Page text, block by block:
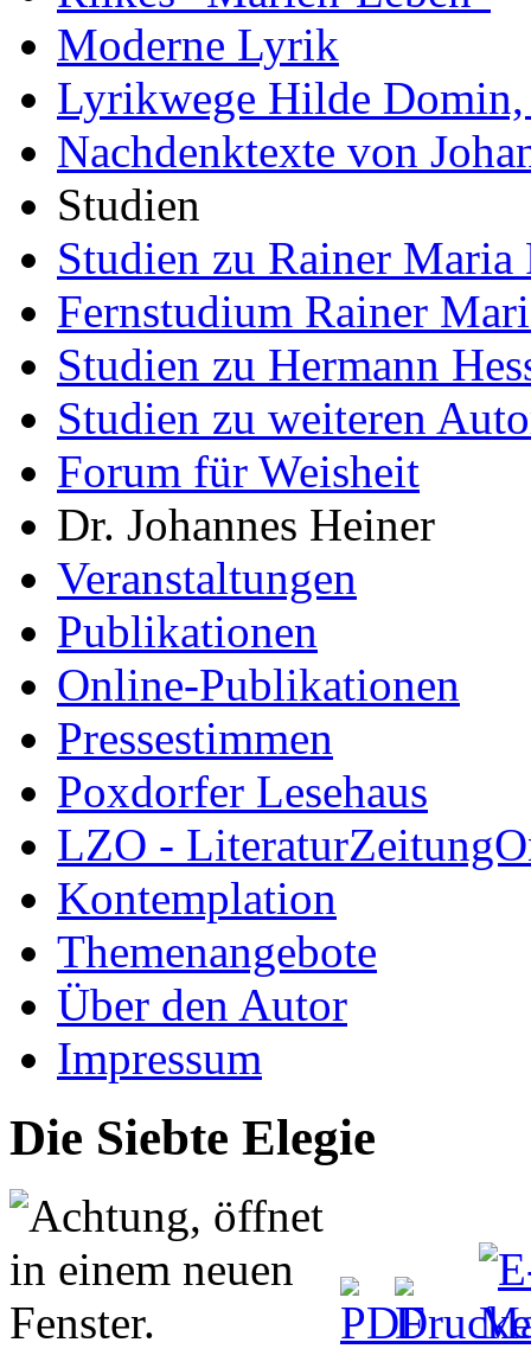
Moderne Lyrik
Lyrikwege Hilde
Nachdenktexte von
Studien
Studien zu Rainer Maria
Fernstudium Rainer
Studien zu Hermann
Studien zu weiteren
Forum für Weisheit
Dr. Johannes Heiner
Veranstaltungen
Publikationen
Online-Publikationen
Pressestimmen
Poxdorfer Lesehaus
LZO -
Kontemplation
Themenangebote
Über den Autor
Impressum
Die Siebte Elegie